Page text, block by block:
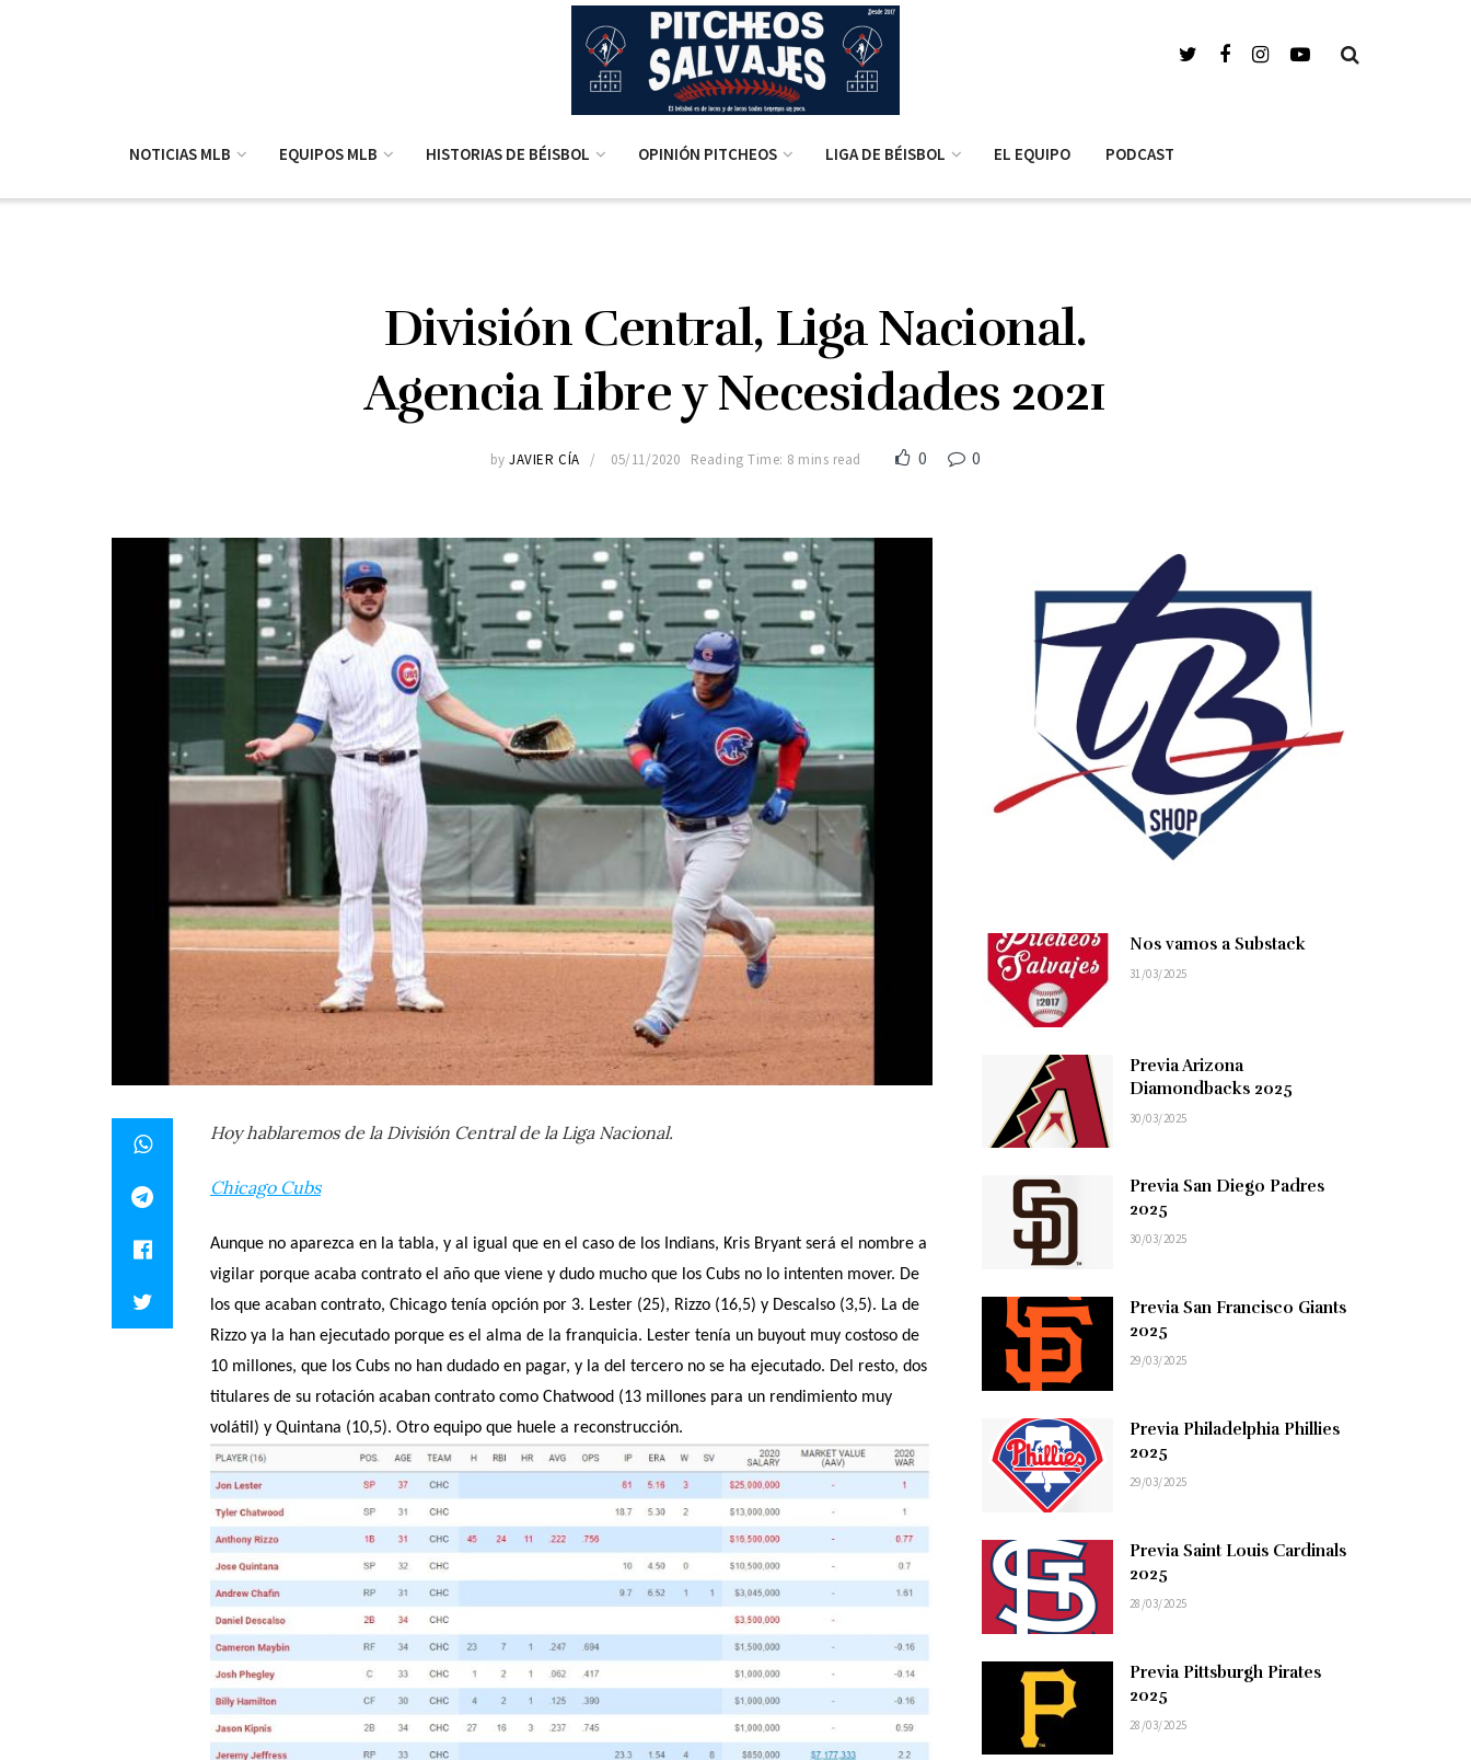
NOTICIAS MLB EQUIPOS MLB HISTORIAS DE BÉISBOL OPINIÓN PITCHEOS LIGA DE BÉISBOL EL EQUIPO PODCAST
División Central, Liga Nacional.
Agencia Libre y Necesidades 2021
by JAVIER CÍA 05/11/2020 Reading Time: 8 mins read 0 0
Hoy hablaremos de la División Central de la Liga Nacional.
Chicago Cubs
Aunque no aparezca en la tabla, y al igual que en el caso de los Indians, Kris Bryant será el nombre a
vigilar porque acaba contrato el año que viene y dudo mucho que los Cubs no lo intenten mover. De
los que acaban contrato, Chicago tenía opción por 3. Lester (25), Rizzo (16,5) y Descalso (3,5). La de
Rizzo ya la han ejecutado porque es el alma de la franquicia. Lester tenía un buyout muy costoso de
10 millones, que los Cubs no han dudado en pagar, y la del tercero no se ha ejecutado. Del resto, dos
titulares de su rotación acaban contrato como Chatwood (13 millones para un rendimiento muy
volátil) y Quintana (10,5). Otro equipo que huele a reconstrucción.
Nos vamos a Substack
31/03/2025
Previa Arizona
Diamondbacks 2025
30/03/2025
Previa San Diego Padres
2025
30/03/2025
Previa San Francisco Giants
2025
29/03/2025
Previa Philadelphia Phillies
2025
29/03/2025
Previa Saint Louis Cardinals
2025
28/03/2025
Previa Pittsburgh Pirates
2025
28/03/2025